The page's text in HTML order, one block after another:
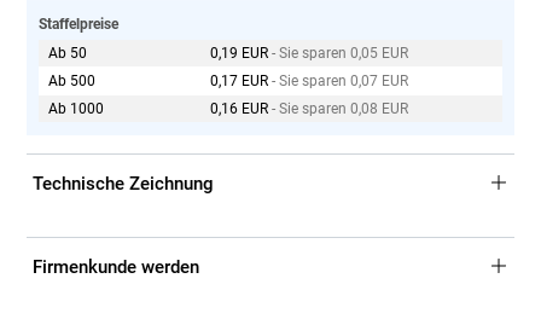
Staffelpreise
Ab 50
0,19 EUR - Sie sparen 0,05 EUR
Ab 500
0,17 EUR - Sie sparen 0,07 EUR
Ab 1000
0,16 EUR - Sie sparen 0,08 EUR
Technische Zeichnung
Firmenkunde werden